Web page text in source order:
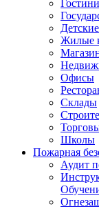
Жилые
Офисы
Склады
Школы
Пожарная
Аудит